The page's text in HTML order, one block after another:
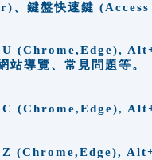
、鍵盤快速鍵 (Access
(Chrome,Edge),
站導覽、常見問題等。
(Chrome,Edge),
(Chrome,Edge),